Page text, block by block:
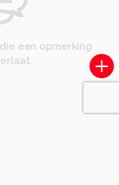
een opmerking